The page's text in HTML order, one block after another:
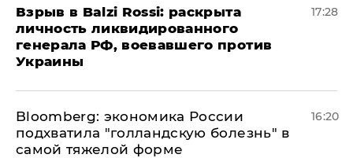
​Взрыв в Balzi Rossi: раскрыта
личность ликвидированного
генерала РФ, воевавшего против
Украины
17:28
Bloomberg: экономика России
подхватила "голландскую болезнь" в
самой тяжелой форме
16:20